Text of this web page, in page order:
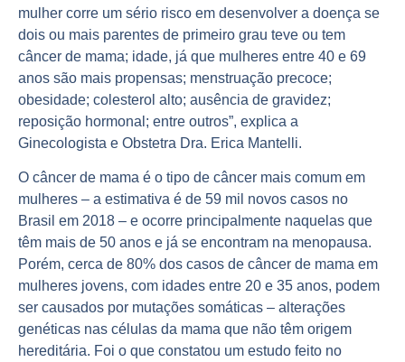
mulher corre um sério risco em desenvolver a doença se
dois ou mais parentes de primeiro grau teve ou tem
câncer de mama; idade, já que mulheres entre 40 e 69
anos são mais propensas; menstruação precoce;
obesidade; colesterol alto; ausência de gravidez;
reposição hormonal; entre outros”, explica a
Ginecologista e Obstetra Dra. Erica Mantelli.
O câncer de mama é o tipo de câncer mais comum em
mulheres – a estimativa é de 59 mil novos casos no
Brasil em 2018 – e ocorre principalmente naquelas que
têm mais de 50 anos e já se encontram na menopausa.
Porém, cerca de 80% dos casos de câncer de mama em
mulheres jovens, com idades entre 20 e 35 anos, podem
ser causados por mutações somáticas – alterações
genéticas nas células da mama que não têm origem
hereditária. Foi o que constatou um estudo feito no